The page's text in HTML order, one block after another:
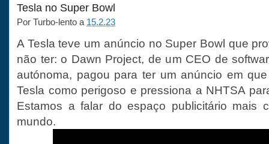
Tesla no Super Bowl
Por Turbo-lento a 15.2.23
A Tesla teve um anúncio no Super Bowl que
não ter: o Dawn Project, de um CEO de
autónoma, pagou para ter um anúncio em
Tesla como perigoso e pressiona a NHTSA
Estamos a falar do espaço publicitário mais
mundo.